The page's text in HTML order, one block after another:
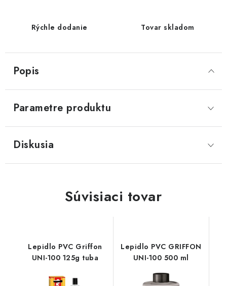
Rýchle dodanie Tovar skladom
Popis
Parametre produktu
Diskusia
Súvisiaci tovar
Lepidlo PVC Griffon
UNI-100 125g tuba
Lepidlo PVC GRIFFON
UNI-100 500 ml